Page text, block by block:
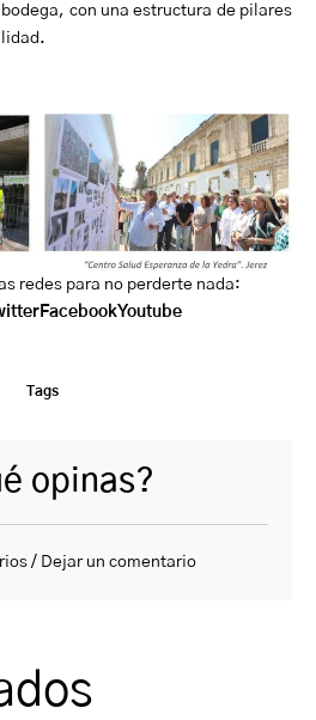
con una estructura de pilares
redes para no perderte nada:
FacebookYoutube
Tags
opinas?
/ Dejar un comentario